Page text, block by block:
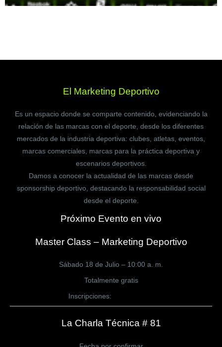
El Marketing Deportivo
Es un espacio donde se comparte contenido, evidenciando la
relación de las marcas con el deporte, desde los diferentes
mercados de la industria deportiva: clubes, atletas, eventos,
marcas comerciales, marcas para la práctica deportiva y
escenarios deportivos.
Damos a conocer la actualidad de las marcas desde
sponsorship deportivo, destacando la responsabilidad social
desde el deporte.
Próximo Evento en vivo
Master Class – Marketing Deportivo
Sábado 18 de Julio – 10:00 a. m.
Totalmente gratis
Inscripciones:
La Charla Técnica # 81